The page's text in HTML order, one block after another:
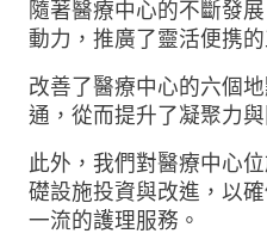
隨著醫療中心的不斷發
動力，推廣了靈活便携
改善了醫療中心的六個
通，從而提升了凝聚力與
此外，我們對醫療中心
礎設施投資與改進，以
一流的護理服務。